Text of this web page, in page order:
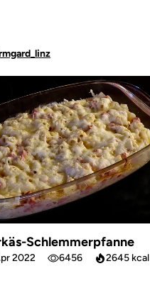
Schlemmerpfanne
2022 6456 2645 kcal